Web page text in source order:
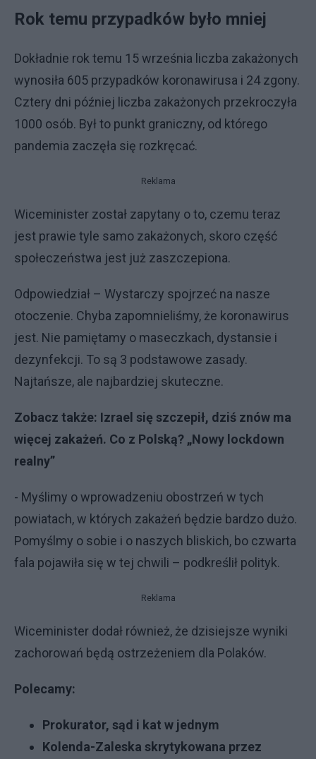
Rok temu przypadków było mniej
Dokładnie rok temu 15 września liczba zakażonych
wynosiła 605 przypadków koronawirusa i 24 zgony.
Cztery dni później liczba zakażonych przekroczyła
1000 osób. Był to punkt graniczny, od którego
pandemia zaczęła się rozkręcać.
Reklama
Wiceminister został zapytany o to, czemu teraz
jest prawie tyle samo zakażonych, skoro część
społeczeństwa jest już zaszczepiona.
Odpowiedział – Wystarczy spojrzeć na nasze
otoczenie. Chyba zapomnieliśmy, że koronawirus
jest. Nie pamiętamy o maseczkach, dystansie i
dezynfekcji. To są 3 podstawowe zasady.
Najtańsze, ale najbardziej skuteczne.
Zobacz także: Izrael się szczepił, dziś znów ma
więcej zakażeń. Co z Polską? „Nowy lockdown
realny”
- Myślimy o wprowadzeniu obostrzeń w tych
powiatach, w których zakażeń będzie bardzo dużo.
Pomyślmy o sobie i o naszych bliskich, bo czwarta
fala pojawiła się w tej chwili – podkreślił polityk.
Reklama
Wiceminister dodał również, że dzisiejsze wyniki
zachorowań będą ostrzeżeniem dla Polaków.
Polecamy:
Prokurator, sąd i kat w jednym
Kolenda-Zaleska skrytykowana przez